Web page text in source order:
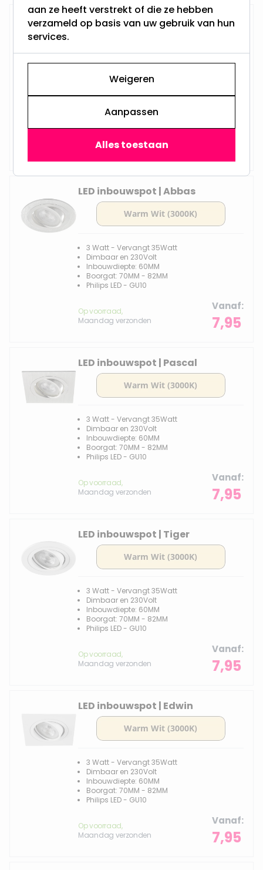
IP65 LED inbouwspot Lava
3 Watt - Vervangt 35Watt
Dimbaar en 230Volt
Inbouwdiepte: 70MM
Philips LED - GU10
Op voorraad,
Maandag verzonden
LED inbouwspot | Abbas
3 Watt - Vervangt 35Watt
Dimbaar en 230Volt
Inbouwdiepte: 60MM
Boorgat: 70MM - 82MM
Philips LED - GU10
Op voorraad,
Maandag verzonden
Vanaf
7,95
LED inbouwspot | Pascal
3 Watt - Vervangt 35Watt
Dimbaar en 230Volt
Inbouwdiepte: 60MM
Boorgat: 70MM - 82MM
Philips LED - GU10
Op voorraad,
Maandag verzonden
Vanaf
7,95
LED inbouwspot | Tiger
3 Watt - Vervangt 35Watt
Dimbaar en 230Volt
Inbouwdiepte: 60MM
Boorgat: 70MM - 82MM
Philips LED - GU10
Op voorraad,
Maandag verzonden
Vanaf
7,95
LED inbouwspot | Edwin
3 Watt - Vervangt 35Watt
Dimbaar en 230Volt
Inbouwdiepte: 60MM
Boorgat: 70MM - 82MM
Philips LED - GU10
Op voorraad,
Maandag verzonden
Vanaf
7,95
aan ze heeft verstrekt of die ze hebben
verzameld op basis van uw gebruik van hun
services.
Weigeren
Aanpassen
Alles toestaan